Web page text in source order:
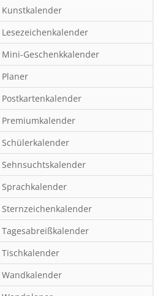
Kunstkalender
Lesezeichenkalender
Mini-Geschenkkalender
Planer
Postkartenkalender
Premiumkalender
Schülerkalender
Sehnsuchtskalender
Sprachkalender
Sternzeichenkalender
Tagesabreißkalender
Tischkalender
Wandkalender